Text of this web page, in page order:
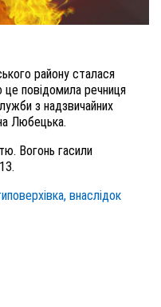
району сталася
повідомила речниця
з надзвичайних
Любецька.
Вогонь гасили
внаслідок